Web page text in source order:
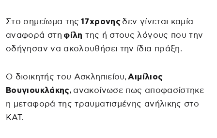
Στο σημείωμα της17χρονης δεν γίνεται καμία
αναφορά στη φίλη της ή στους λόγους που την
οδήγησαν να ακολουθήσει την ίδια πράξη.
Ο διοικητής του Ασκληπιείου,Αιμίλιος
Βουγιουκλάκης, ανακοίνωσε πως αποφασίστηκε
η μεταφορά της τραυματισμένης ανήλικης στο
ΚΑΤ.